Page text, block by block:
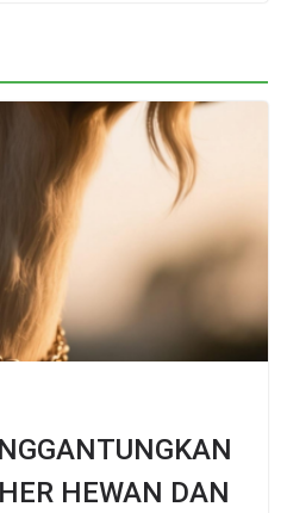
HEWAN DAN